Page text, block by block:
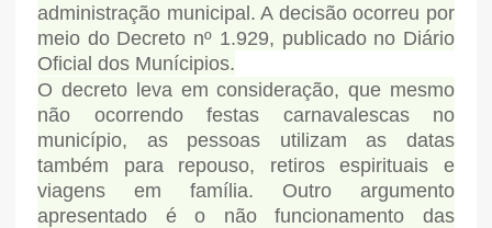
administração municipal. A decisão ocorreu por
meio do Decreto nº 1.929, publicado no Diário
Oficial dos Munícipios.
O decreto leva em consideração, que mesmo
não ocorrendo festas carnavalescas no
município, as pessoas utilizam as datas
também para repouso, retiros espirituais e
viagens em família. Outro argumento
apresentado é o não funcionamento das